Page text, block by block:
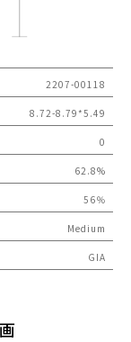
2207-00118
8.72-8.79*5.49
0
62.8%
56％
Medium
GIA